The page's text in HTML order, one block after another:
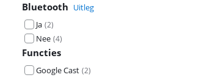
Bluetooth Uitleg
Ja (2)
Nee (4)
Functies
Google Cast (2)